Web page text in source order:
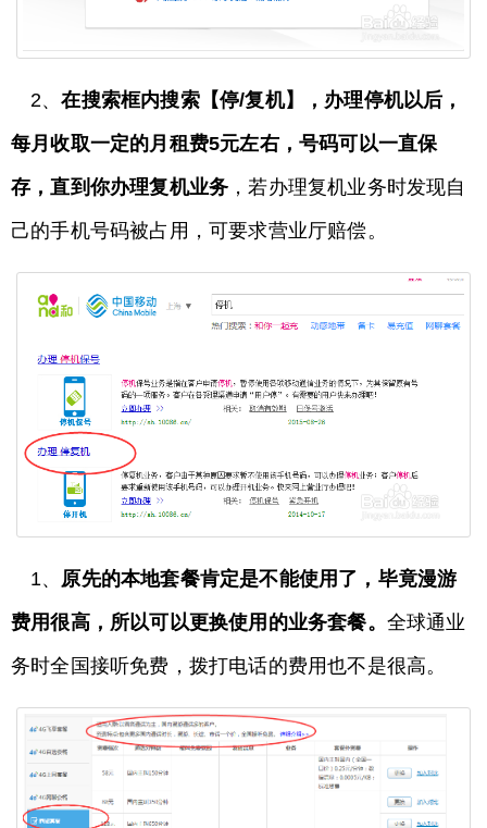
2、在搜索框内搜索【停/复机】，办理停机以后，
每月收取一定的月租费5元左右，号码可以一直保
存，直到你办理复机业务 ，若办理复机业务时发现自
己的手机号码被占用，可要求营业厅赔偿。
1、 原先的本地套餐肯定是不能使用了，毕竟漫游
费用很高，所以可以更换使用的业务套餐。 全球通业
务时全国接听免费，拨打电话的费用也不是很高。